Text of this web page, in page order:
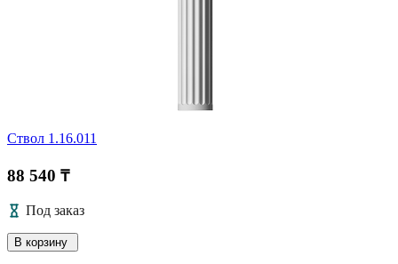
Ствол 1.16.011
88 540 ₸
Под заказ
В корзину